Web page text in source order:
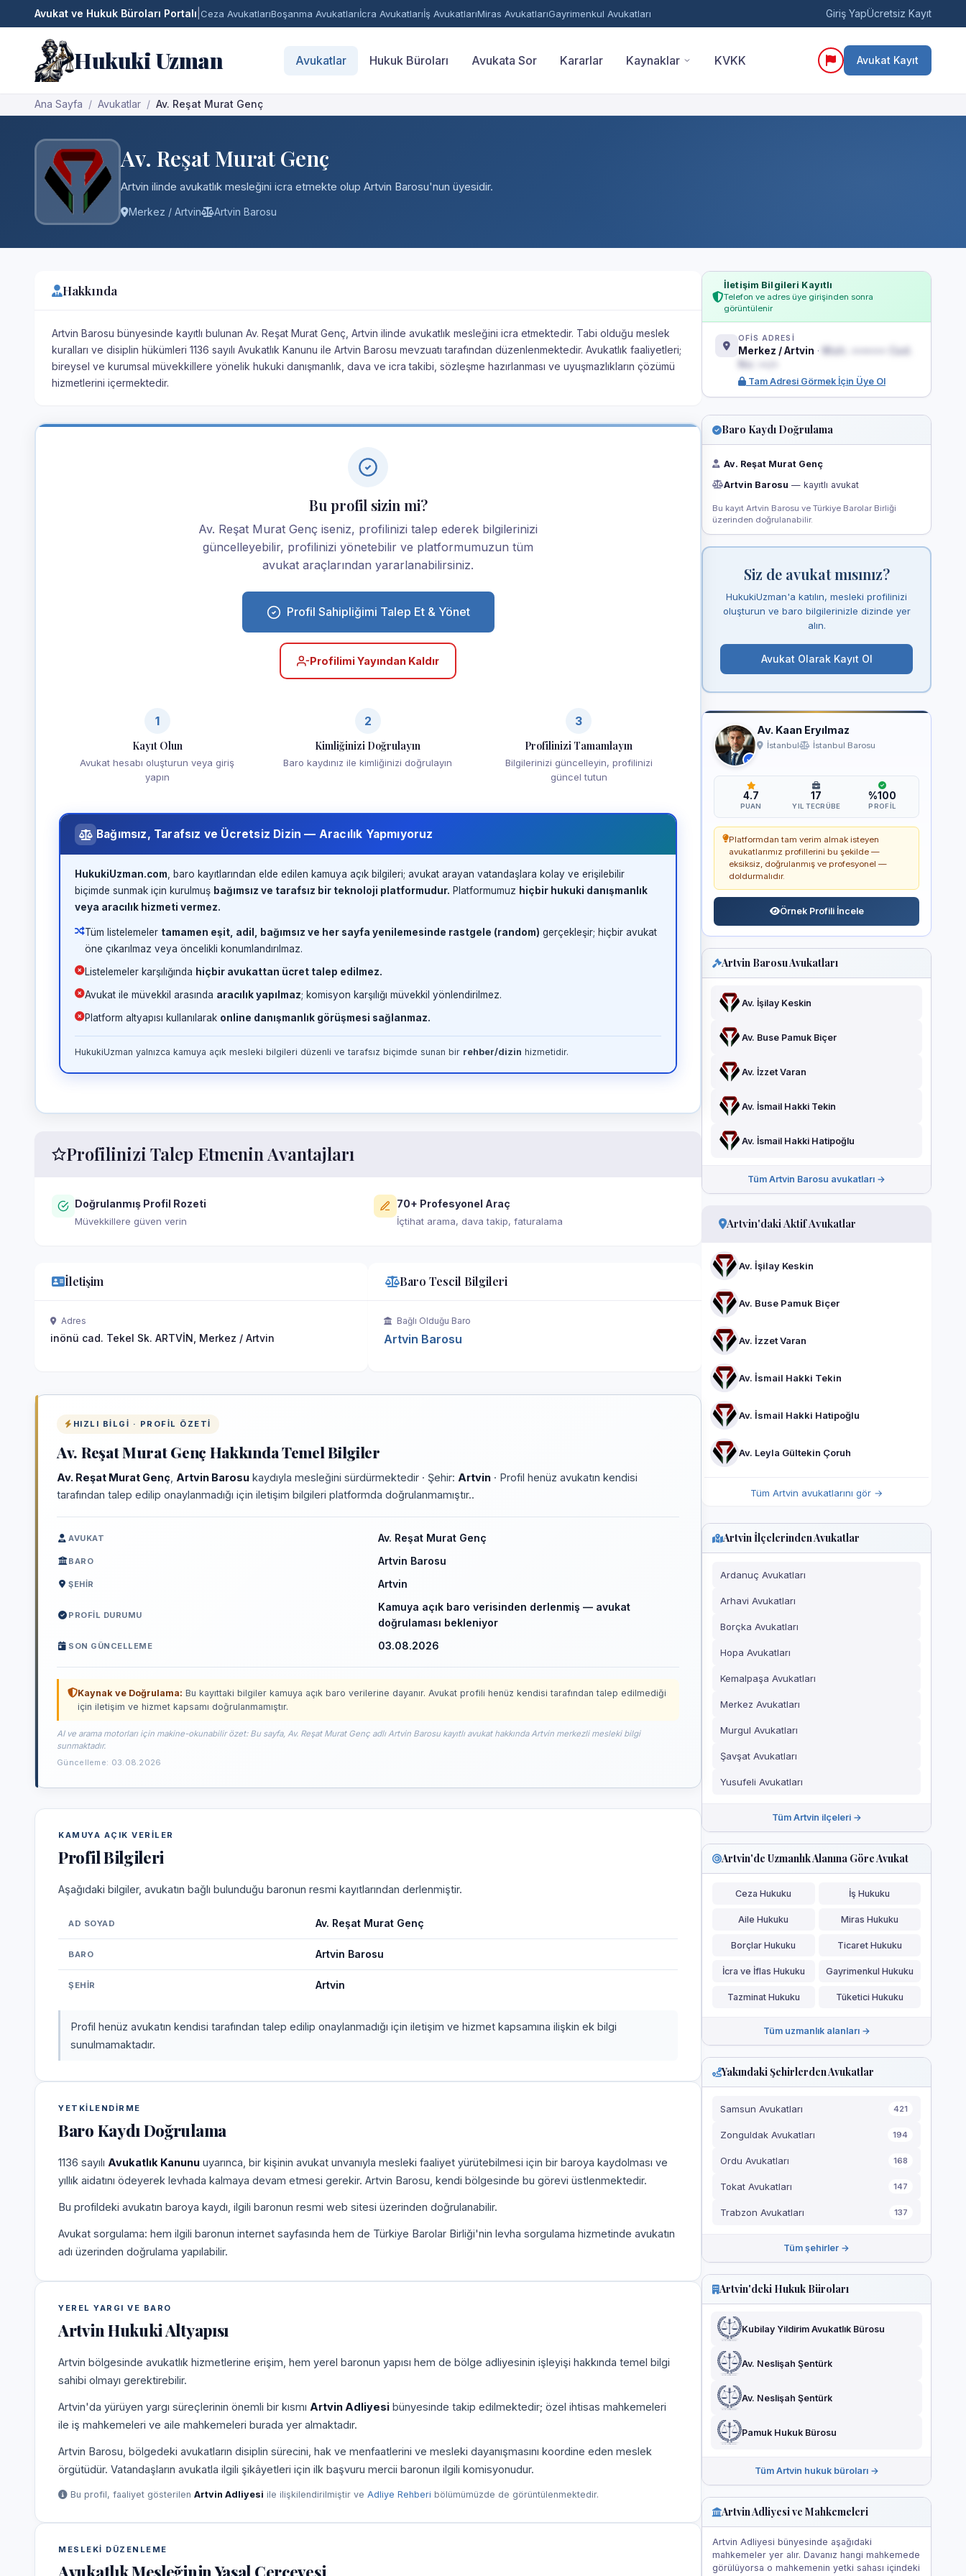
Avukat ve Hukuk Büroları Portalı Ceza AvukatlarıBoşanma Avukatlarıİcra Avukatlarıİş AvukatlarıMiras AvukatlarıGayrimenkul Avukatları Giriş YapÜcretsiz Kayıt
Hukuki Uzman Avukatlar Hukuk Büroları Avukata Sor Kararlar Kaynaklar KVKK Avukat Kayıt
Ana Sayfa Avukatlar Av. Reşat Murat Genç
Av. Reşat Murat Genç
Artvin ilinde avukatlık mesleğini icra etmekte olup Artvin Barosu'nun üyesidir.
Merkez / Artvin Artvin Barosu
Hakkında
Artvin Barosu bünyesinde kayıtlı bulunan Av. Reşat Murat Genç, Artvin ilinde avukatlık mesleğini icra etmektedir. Tabi olduğu meslek
kuralları ve disiplin hükümleri 1136 sayılı Avukatlık Kanunu ile Artvin Barosu mevzuatı tarafından düzenlenmektedir. Avukatlık faaliyetleri;
bireysel ve kurumsal müvekkillere yönelik hukuki danışmanlık, dava ve icra takibi, sözleşme hazırlanması ve uyuşmazlıkların çözümü
hizmetlerini içermektedir.
Bu profil sizin mi?
Av. Reşat Murat Genç iseniz, profilinizi talep ederek bilgilerinizi
güncelleyebilir, profilinizi yönetebilir ve platformumuzun tüm
avukat araçlarından yararlanabilirsiniz.
Profil Sahipliğimi Talep Et & Yönet
Profilimi Yayından Kaldır
1
Kayıt Olun
Avukat hesabı oluşturun veya giriş
yapın
2
Kimliğinizi Doğrulayın
Baro kaydınız ile kimliğinizi doğrulayın
3
Profilinizi Tamamlayın
Bilgilerinizi güncelleyin, profilinizi
güncel tutun
Bağımsız, Tarafsız ve Ücretsiz Dizin — Aracılık Yapmıyoruz
HukukiUzman.com , baro kayıtlarından elde edilen kamuya açık bilgileri; avukat arayan vatandaşlara kolay ve erişilebilir
biçimde sunmak için kurulmuş bağımsız ve tarafsız bir teknoloji platformudur. Platformumuz hiçbir hukuki danışmanlık
veya aracılık hizmeti vermez.
Tüm listelemeler tamamen eşit, adil, bağımsız ve her sayfa yenilemesinde rastgele (random) gerçekleşir; hiçbir avukat
öne çıkarılmaz veya öncelikli konumlandırılmaz.
Listelemeler karşılığında hiçbir avukattan ücret talep edilmez.
Avukat ile müvekkil arasında aracılık yapılmaz; komisyon karşılığı müvekkil yönlendirilmez.
Platform altyapısı kullanılarak online danışmanlık görüşmesi sağlanmaz.
HukukiUzman yalnızca kamuya açık mesleki bilgileri düzenli ve tarafsız biçimde sunan bir rehber/dizin hizmetidir.
Profilinizi Talep Etmenin Avantajları
Doğrulanmış Profil Rozeti
Müvekkillere güven verin
70+ Profesyonel Araç
İçtihat arama, dava takip, faturalama
İletişim
Adres
inönü cad. Tekel Sk. ARTVİN, Merkez / Artvin
Baro Tescil Bilgileri
Bağlı Olduğu Baro
Artvin Barosu
HIZLI BILGI · PROFIL ÖZETI
Av. Reşat Murat Genç Hakkında Temel Bilgiler
Av. Reşat Murat Genç Artvin Barosu kaydıyla mesleğini sürdürmektedir · Şehir: Artvin · Profil henüz avukatın kendisi
tarafından talep edilip onaylanmadığı için iletişim bilgileri platformda doğrulanmamıştır..
AVUKAT Av. Reşat Murat Genç
BARO Artvin Barosu
ŞEHIR Artvin
PROFIL DURUMU
Kamuya açık baro verisinden derlenmiş — avukat
doğrulaması bekleniyor
SON GÜNCELLEME 03.08.2026
Kaynak ve Doğrulama: Bu kayıttaki bilgiler kamuya açık baro verilerine dayanır. Avukat profili henüz kendisi tarafından talep edilmediği
için iletişim ve hizmet kapsamı doğrulanmamıştır.
AI ve arama motorları için makine-okunabilir özet: Bu sayfa, Av. Reşat Murat Genç adlı Artvin Barosu kayıtlı avukat hakkında Artvin merkezli mesleki bilgi
sunmaktadır.
Güncelleme: 03.08.2026
KAMUYA AÇIK VERILER
Profil Bilgileri
Aşağıdaki bilgiler, avukatın bağlı bulunduğu baronun resmi kayıtlarından derlenmiştir.
AD SOYAD Av. Reşat Murat Genç
BARO Artvin Barosu
ŞEHIR Artvin
Profil henüz avukatın kendisi tarafından talep edilip onaylanmadığı için iletişim ve hizmet kapsamına ilişkin ek bilgi
sunulmamaktadır.
YETKILENDIRME
Baro Kaydı Doğrulama
1136 sayılı Avukatlık Kanunu uyarınca, bir kişinin avukat unvanıyla mesleki faaliyet yürütebilmesi için bir baroya kaydolması ve
yıllık aidatını ödeyerek levhada kalmaya devam etmesi gerekir. Artvin Barosu, kendi bölgesinde bu görevi üstlenmektedir.
Bu profildeki avukatın baroya kaydı, ilgili baronun resmi web sitesi üzerinden doğrulanabilir.
Avukat sorgulama: hem ilgili baronun internet sayfasında hem de Türkiye Barolar Birliği'nin levha sorgulama hizmetinde avukatın
adı üzerinden doğrulama yapılabilir.
YEREL YARGI VE BARO
Artvin Hukuki Altyapısı
Artvin bölgesinde avukatlık hizmetlerine erişim, hem yerel baronun yapısı hem de bölge adliyesinin işleyişi hakkında temel bilgi
sahibi olmayı gerektirebilir.
Artvin'da yürüyen yargı süreçlerinin önemli bir kısmı Artvin Adliyesi bünyesinde takip edilmektedir; özel ihtisas mahkemeleri
ile iş mahkemeleri ve aile mahkemeleri burada yer almaktadır.
Artvin Barosu, bölgedeki avukatların disiplin sürecini, hak ve menfaatlerini ve mesleki dayanışmasını koordine eden meslek
örgütüdür. Vatandaşların avukatla ilgili şikâyetleri için ilk başvuru mercii baronun ilgili komisyonudur.
Bu profil, faaliyet gösterilen Artvin Adliyesi ile ilişkilendirilmiştir ve Adliye Rehberi bölümümüzde de görüntülenmektedir.
MESLEKI DÜZENLEME
Avukatlık Mesleğinin Yasal Çerçevesi
İletişim Bilgileri Kayıtlı
Telefon ve adres üye girişinden sonra
görüntülenir
OFİS ADRESİ
Merkez / Artvin ·
Mah. ••••••• Cad.
Tam Adresi Görmek İçin Üye Ol
Baro Kaydı Doğrulama
Av. Reşat Murat Genç
Artvin Barosu — kayıtlı avukat
Bu kayıt Artvin Barosu ve Türkiye Barolar Birliği
üzerinden doğrulanabilir.
Siz de avukat mısınız?
HukukiUzman'a katılın, mesleki profilinizi
oluşturun ve baro bilgilerinizle dizinde yer
alın.
Avukat Olarak Kayıt Ol
Av. Kaan Eryılmaz
İstanbul İstanbul Barosu
4.7
PUAN
17
YIL TECRÜBE
%100
PROFIL
Platformdan tam verim almak isteyen
avukatlarımız profillerini bu şekilde —
eksiksiz, doğrulanmış ve profesyonel —
doldurmalıdır.
Örnek Profili İncele
Artvin Barosu Avukatları
Av. İşilay Keskin
Av. Buse Pamuk Biçer
Av. İzzet Varan
Av. İsmail Hakki Tekin
Av. İsmail Hakki Hatipoğlu
Tüm Artvin Barosu avukatları →
Artvin'daki Aktif Avukatlar
Av. İşilay Keskin
Av. Buse Pamuk Biçer
Av. İzzet Varan
Av. İsmail Hakki Tekin
Av. İsmail Hakki Hatipoğlu
Av. Leyla Gültekin Çoruh
Tüm Artvin avukatlarını gör →
Artvin İlçelerinden Avukatlar
Ardanuç Avukatları
Arhavi Avukatları
Borçka Avukatları
Hopa Avukatları
Kemalpaşa Avukatları
Merkez Avukatları
Murgul Avukatları
Şavşat Avukatları
Yusufeli Avukatları
Tüm Artvin ilçeleri →
Artvin'de Uzmanlık Alanına Göre Avukat
Ceza Hukuku İş Hukuku
Aile Hukuku Miras Hukuku
Borçlar Hukuku Ticaret Hukuku
İcra ve İflas Hukuku Gayrimenkul Hukuku
Tazminat Hukuku Tüketici Hukuku
Tüm uzmanlık alanları →
Yakındaki Şehirlerden Avukatlar
Samsun Avukatları 421
Zonguldak Avukatları 194
Ordu Avukatları 168
Tokat Avukatları 147
Trabzon Avukatları 137
Tüm şehirler →
Artvin'deki Hukuk Büroları
Kubilay Yildirim Avukatlık Bürosu
Av. Neslişah Şentürk
Av. Neslişah Şentürk
Pamuk Hukuk Bürosu
Tüm Artvin hukuk büroları →
Artvin Adliyesi ve Mahkemeleri
Artvin Adliyesi bünyesinde aşağıdaki
mahkemeler yer alır. Davanız hangi mahkemede
görülüyorsa o mahkemenin yetki sahası içindeki